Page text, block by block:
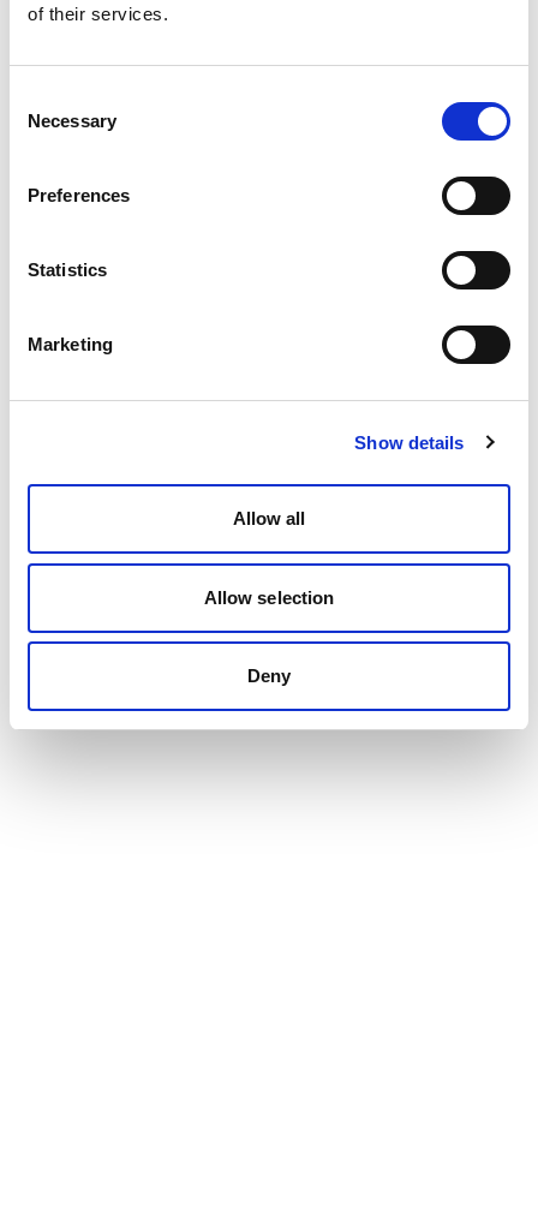
of their services.
Selection
Necessary
Preferences
Statistics
Marketing
Show details
Allow all
Allow selection
Deny